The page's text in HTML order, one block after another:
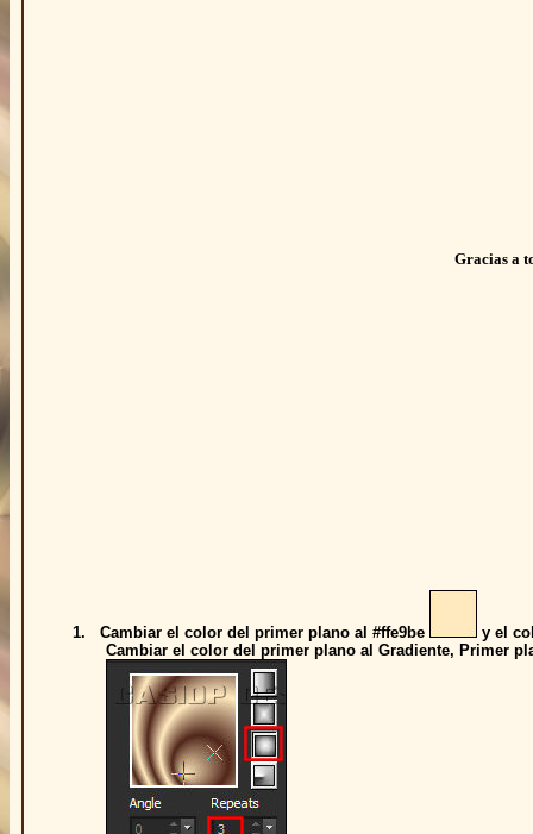
Gracias a
1. Cambiar el color del primer plano al #ffe9be
y el
Cambiar el color del primer plano al Gradiente, Primer